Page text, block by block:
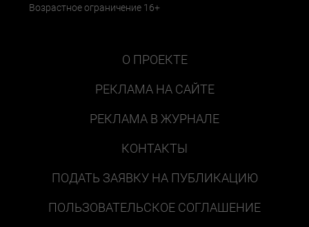
Возрастное ограничение 16+
О ПРОЕКТЕ
РЕКЛАМА НА САЙТЕ
РЕКЛАМА В ЖУРНАЛЕ
КОНТАКТЫ
ПОДАТЬ ЗАЯВКУ НА ПУБЛИКАЦИЮ
ПОЛЬЗОВАТЕЛЬСКОЕ СОГЛАШЕНИЕ